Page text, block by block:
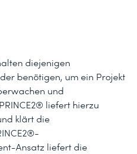
diejenigen
benötigen, um ein Projekt
und
liefert hierzu
klärt die
Ansatz liefert die